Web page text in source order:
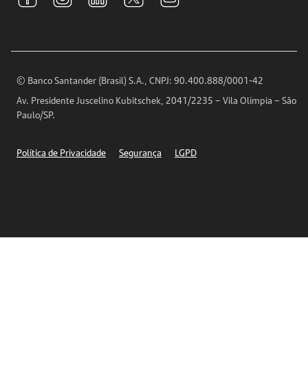
Encontre nossas agências
Horários de Atendimento
Telefones
© Banco Santander (Brasil) S.A., CNPJ: 90.400.888/0001-42
Av. Presidente Juscelino Kubitschek, 2041/2235 – Vila Olímpia – São
Paulo/SP.
Política de Privacidade Segurança LGPD